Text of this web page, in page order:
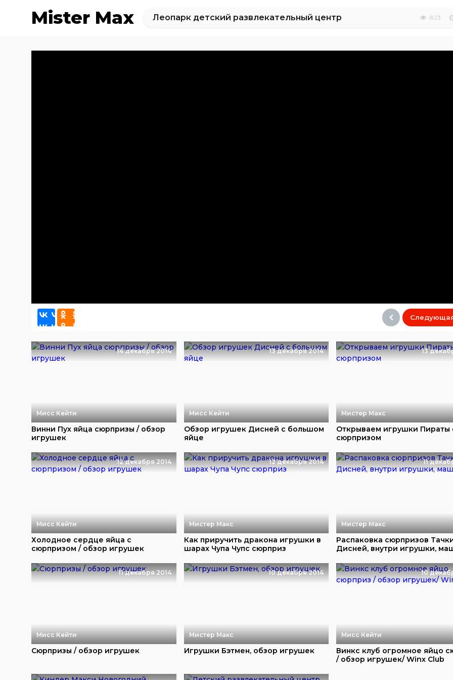
Mister Max Леопарк детский развлекательный центр 823
14 декабря 2014
Мисс Кейти
Винни Пух яйца сюрпризы / обзор
игрушек
13 декабря 2014
Мисс Кейти
Обзор игрушек Дисней с большом
яйце
13
Мистер Макс
Открываем игрушки Пираты
сюрпризом
12 декабря 2014
Мисс Кейти
Холодное сердце яйца с
сюрпризом / обзор игрушек
12 декабря 2014
Мистер Макс
Как приручить дракона игрушки в
шарах Чупа Чупс сюрприз
11
Мистер Макс
Распаковка сюрпризов
Дисней, внутри игрушки,
11 декабря 2014
Мисс Кейти
Сюрпризы / обзор игрушек
10 декабря 2014
Мистер Макс
Игрушки Бэтмен, обзор игрушек
10
Мисс Кейти
Винкс клуб огромное яйцо
/ обзор игрушек/ Winx Club